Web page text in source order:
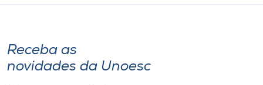
Receba as
novidades da Unoesc